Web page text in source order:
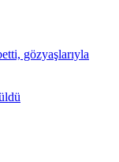
gözyaşlarıyla